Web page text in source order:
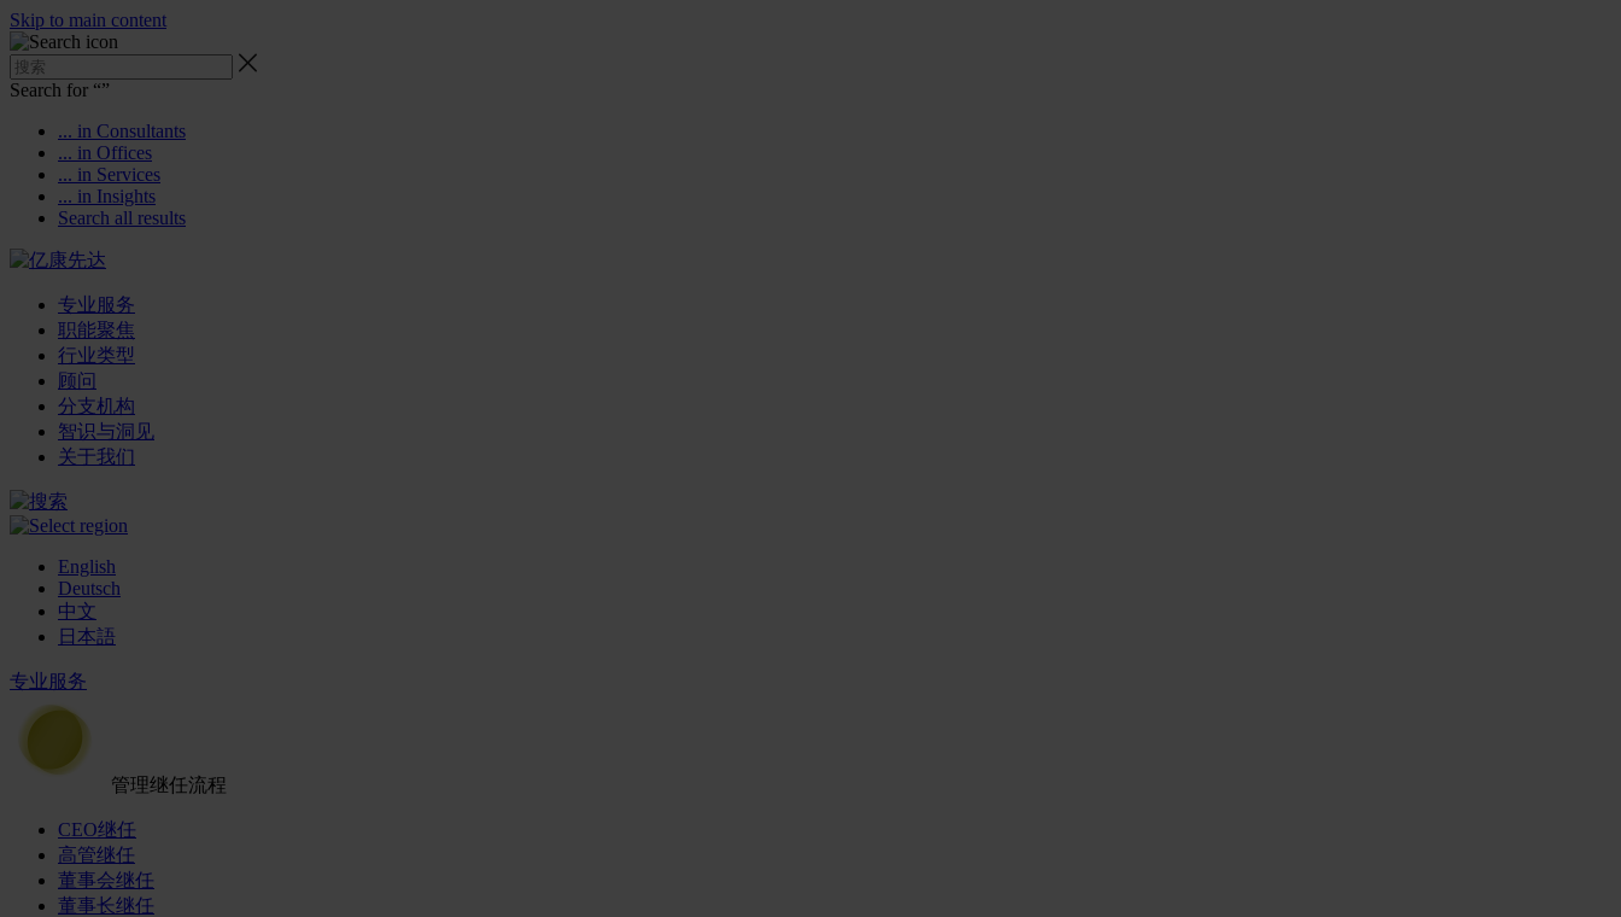
Skip to main content
Search for “”
... in Consultants
... in Offices
... in Services
... in Insights
Search all results
专业服务
职能聚焦
行业类型
顾问
分支机构
智识与洞见
关于我们
English
Deutsch
中文
日本語
专业服务
管理继任流程
CEO继任
高管继任
董事会继任
董事长继任